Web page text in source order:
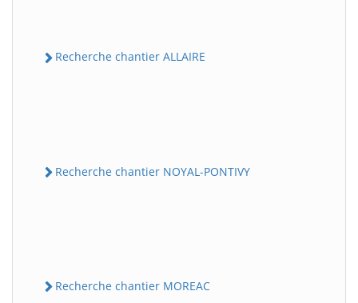
Recherche chantier ALLAIRE
Recherche chantier NOYAL-PONTIVY
Recherche chantier MOREAC